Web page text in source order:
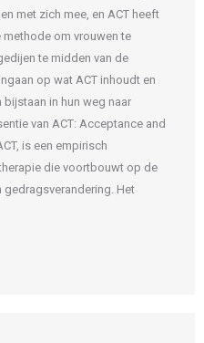
met zich mee, en ACT heeft
om vrouwen te
te midden van de
op wat ACT inhoudt en
bijstaan in hun weg naar
van ACT: Acceptance and
is een empirisch
die voortbouwt op de
Het